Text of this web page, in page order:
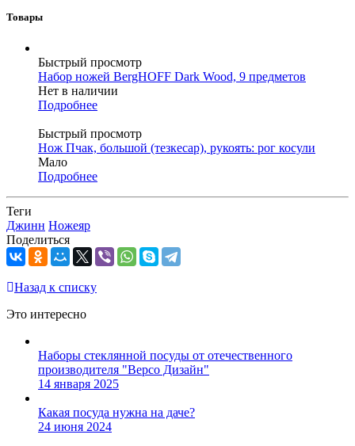
Товары
Быстрый просмотр
Набор ножей BergHOFF Dark Wood, 9 предметов
Нет в наличии
Подробнее
Быстрый просмотр
Нож Пчак, большой (тезкесар), рукоять: рог косули
Мало
Подробнее
Теги
Джинн Ножеяр
Поделиться
Назад к списку
Это интересно
Наборы стеклянной посуды от отечественного
производителя "Версо Дизайн"
14 января 2025
Какая посуда нужна на даче?
24 июня 2024